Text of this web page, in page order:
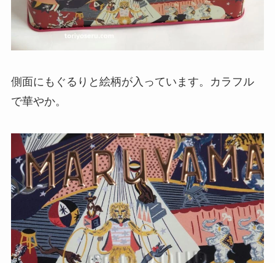
側面にもぐるりと絵柄が入っています。カラフル
で華やか。